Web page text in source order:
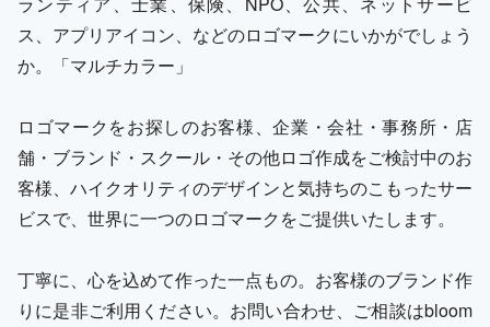
ス、アプリアイコン、などのロゴマークにいかがでしょう
か。「マルチカラー」
ロゴマークをお探しのお客様、企業・会社・事務所・店
舗・ブランド・スクール・その他ロゴ作成をご検討中のお
客様、ハイクオリティのデザインと気持ちのこもったサー
ビスで、世界に一つのロゴマークをご提供いたします。
丁寧に、心を込めて作った一点もの。お客様のブランド作
りに是非ご利用ください。お問い合わせ、ご相談はbloom